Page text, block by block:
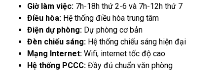
Giờ làm việc: 7h-18h thứ 2-6 và 7h-12h thứ 7
Điều hòa: Hệ thống điều hòa trung tâm
Điện dự phòng: Dự phòng cơ bản
Đèn chiếu sáng: Hệ thống chiếu sáng hiện đại
Mạng Internet: Wifi, internet tốc độ cao
Hệ thống PCCC: Đầy đủ chuẩn văn phòng